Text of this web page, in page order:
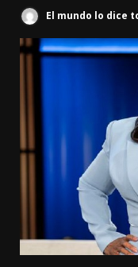
El mundo lo dice